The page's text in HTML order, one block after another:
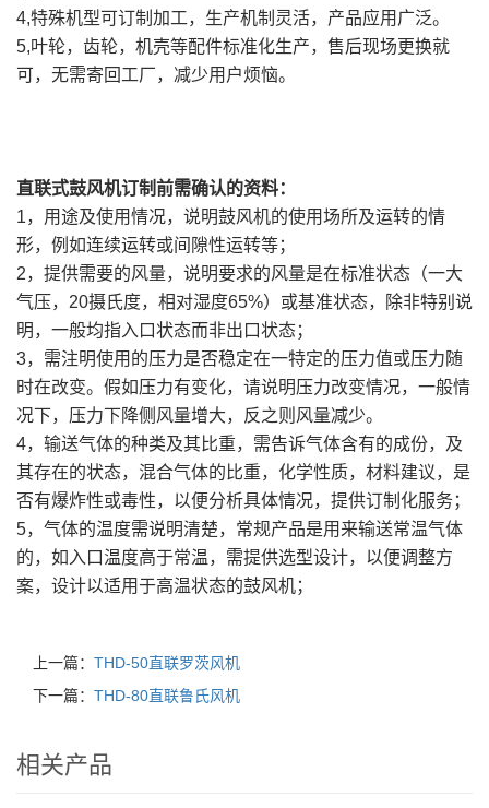
4,特殊机型可订制加工，生产机制灵活，产品应用广泛。
5,叶轮，齿轮，机壳等配件标准化生产，售后现场更换就
可，无需寄回工厂，减少用户烦恼。
直联式鼓风机订制前需确认的资料：
1，用途及使用情况，说明鼓风机的使用场所及运转的情
形，例如连续运转或间隙性运转等；
2，提供需要的风量，说明要求的风量是在标准状态（一大
气压，20摄氏度，相对湿度65%）或基准状态，除非特别说
明，一般均指入口状态而非出口状态；
3，需注明使用的压力是否稳定在一特定的压力值或压力随
时在改变。假如压力有变化，请说明压力改变情况，一般情
况下，压力下降侧风量增大，反之则风量减少。
4，输送气体的种类及其比重，需告诉气体含有的成份，及
其存在的状态，混合气体的比重，化学性质，材料建议，是
否有爆炸性或毒性，以便分析具体情况，提供订制化服务；
5，气体的温度需说明清楚，常规产品是用来输送常温气体
的，如入口温度高于常温，需提供选型设计，以便调整方
案，设计以适用于高温状态的鼓风机；
上一篇： THD-50直联罗茨风机
下一篇： THD-80直联鲁氏风机
相关产品